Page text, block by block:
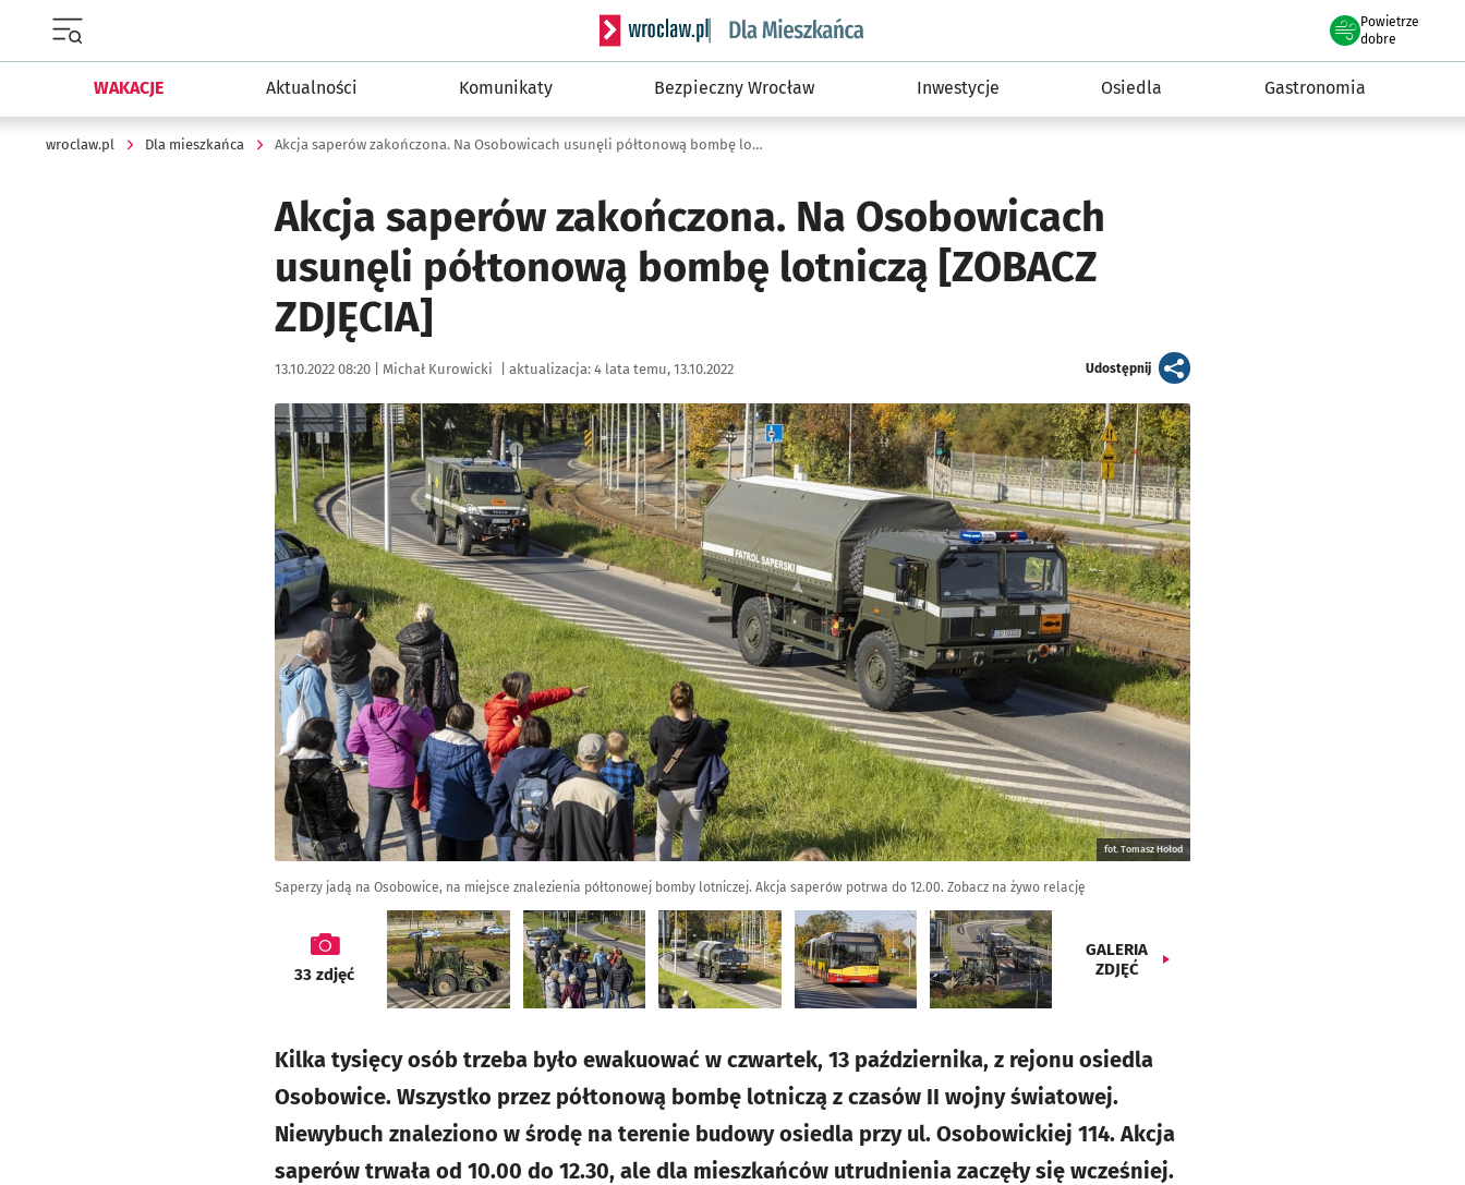
Serwis informacyjny wroclaw.pl podserwis: Dla mieszkańca
Powietrze
we Wrocławiu
dobre
WAKACJE Aktualności Komunikaty Bezpieczny Wrocław Inwestycje Osiedla Gastronomia
wroclaw.pl Dla mieszkańca Akcja saperów zakończona. Na Osobowicach usunęli półtonową bombę lotniczą [ZOBACZ ZDJĘCIA]
Akcja saperów zakończona. Na Osobowicach
usunęli półtonową bombę lotniczą [ZOBACZ
ZDJĘCIA]
Data publikacji:
13.10.2022 08:20 | Autor:
Michał Kurowicki aktualizacja: 4 lata temu, 13.10.2022 Udostępnijartykuł
Kliknij, aby zobaczyć galerię
Kliknij, aby powiększyć
fot. Tomasz Hołod
Saperzy jadą na Osobowice, na miejsce znalezienia półtonowej bomby lotniczej. Akcja saperów potrwa do 12.00. Zobacz na żywo relację
galeria
33 zdjęć
GALERIA
ZDJĘĆ
Kilka tysięcy osób trzeba było ewakuować w czwartek, 13 października, z rejonu osiedla
Osobowice. Wszystko przez półtonową bombę lotniczą z czasów II wojny światowej.
Niewybuch znaleziono w środę na terenie budowy osiedla przy ul. Osobowickiej 114. Akcja
saperów trwała od 10.00 do 12.30, ale dla mieszkańców utrudnienia zaczęły się wcześniej.